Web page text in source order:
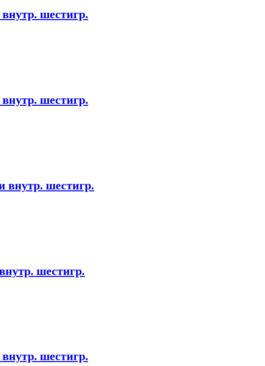
шестигр.
шестигр.
внутр. шестигр.
шестигр.
шестигр.